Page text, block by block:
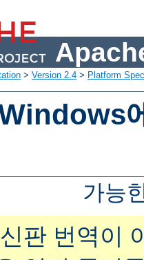
> Version 2.4 > Platform
가능
판 번역이